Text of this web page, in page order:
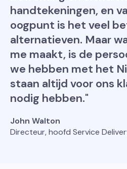
handtekeningen, en
oogpunt is het veel
alternatieven. Maar
me maakt, is de
we hebben met het
staan altijd voor ons
nodig hebben."
John Walton
Directeur, hoofd Service